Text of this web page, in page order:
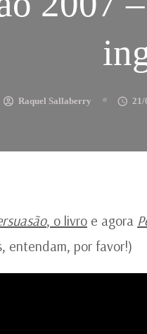
Raquel Sallaberry 21/
, o livro e agora
entendam, por favor!)